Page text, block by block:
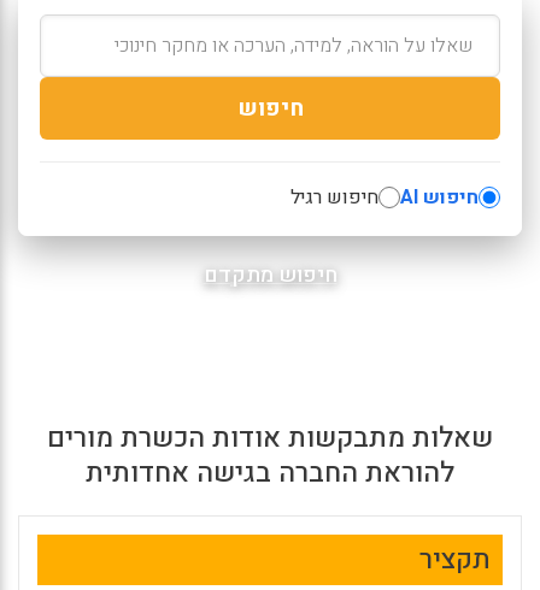
חיפוש
חיפוש AI חיפוש רגיל
חיפוש מתקדם
שאלות מתבקשות אודות הכשרת מורים
להוראת החברה בגישה אחדותית
תקציר